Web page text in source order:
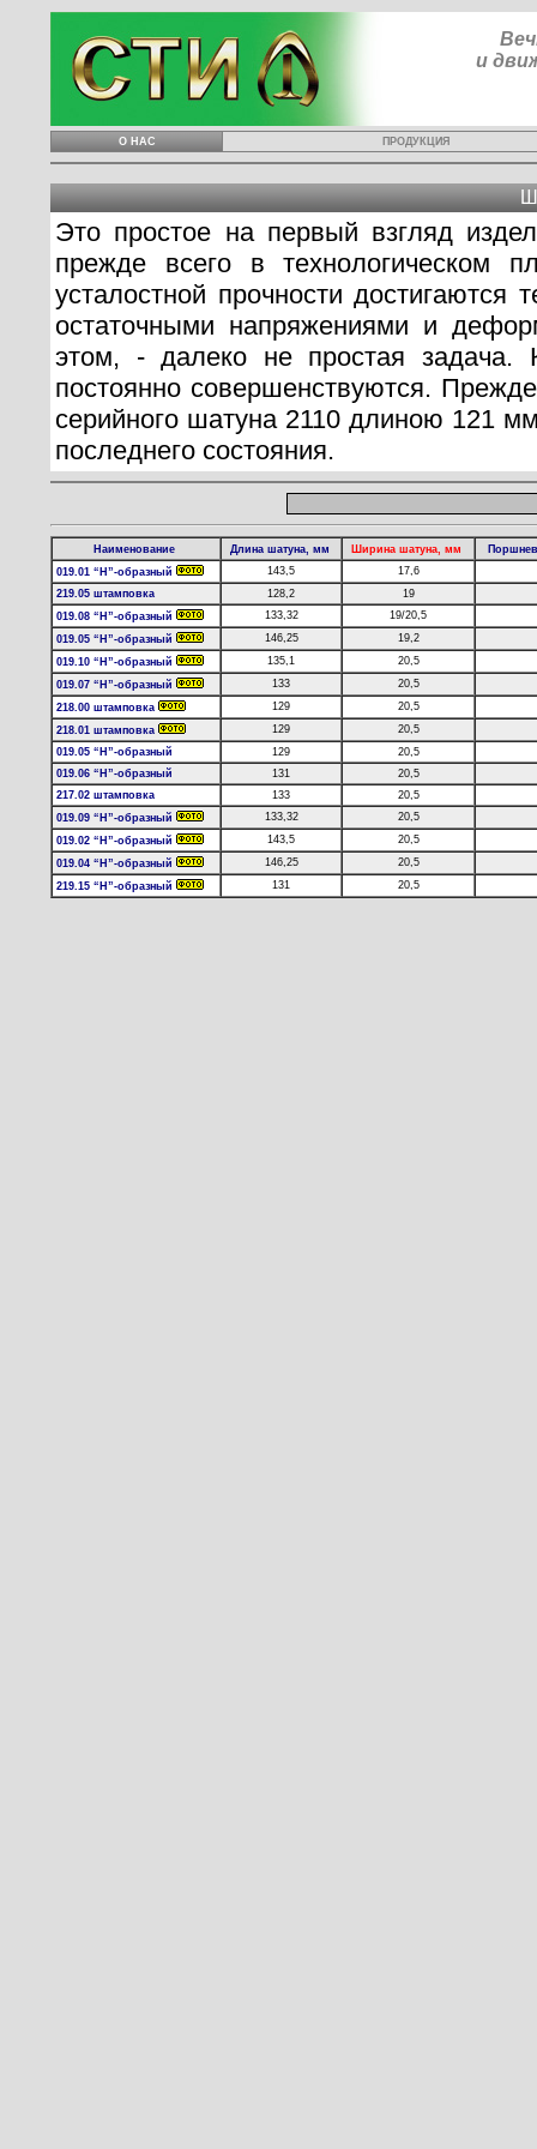
и
О НАС ПРОДУКЦИЯ
Это простое на первый взгляд
прежде всего в технологическом
усталостной прочности
остаточными напряжениями и
этом, - далеко не простая задача.
постоянно совершенствуются.
серийного шатуна 2110 длиною 121
последнего состояния.
Наименование Длина шатуна, мм Ширина шатуна, мм
019.01 “Н”-образный
143,5
17,6
219.05 штамповка
128,2
19
019.08 “Н”-образный
133,32
19/20,5
019.05 “Н”-образный
146,25
19,2
019.10 “Н”-образный
135,1
20,5
019.07 “Н”-образный
133
20,5
218.00 штамповка
129
20,5
218.01 штамповка
129
20,5
019.05 “Н”-образный
129
20,5
019.06 “Н”-образный
131
20,5
217.02 штамповка
133
20,5
019.09 “Н”-образный
133,32
20,5
019.02 “Н”-образный
143,5
20,5
019.04 “Н”-образный
146,25
20,5
219.15 “Н”-образный
131 20,5